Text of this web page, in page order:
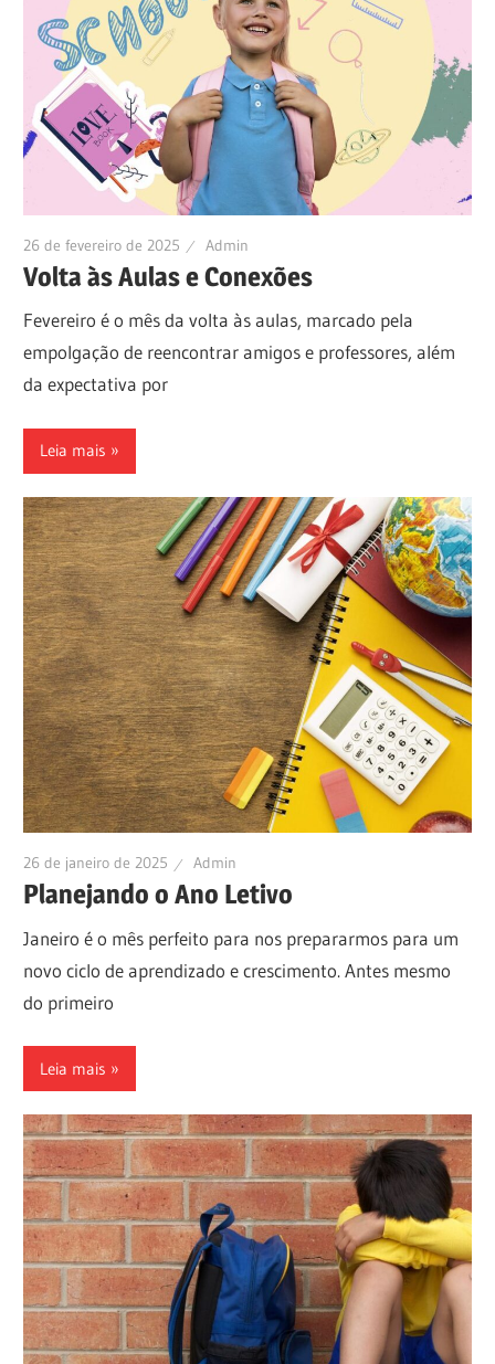
26 de fevereiro de 2025 Admin
Volta às Aulas e Conexões
Fevereiro é o mês da volta às aulas, marcado pela
empolgação de reencontrar amigos e professores, além
da expectativa por
Leia mais
26 de janeiro de 2025 Admin
Planejando o Ano Letivo
Janeiro é o mês perfeito para nos prepararmos para um
novo ciclo de aprendizado e crescimento. Antes mesmo
do primeiro
Leia mais